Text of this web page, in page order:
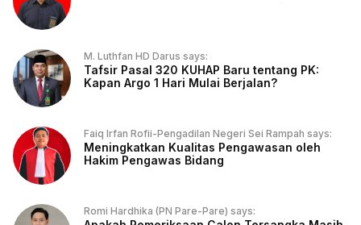
M. Luthfan HD Darus says:
Tafsir Pasal 320 KUHAP Baru tentang PK:
Kapan Argo 1 Hari Mulai Berjalan?
Faiq Irfan Rofii-Pengadilan Negeri Sei Rampah says:
Meningkatkan Kualitas Pengawasan oleh
Hakim Pengawas Bidang
Romi Hardhika (PN Pare-Pare) says: